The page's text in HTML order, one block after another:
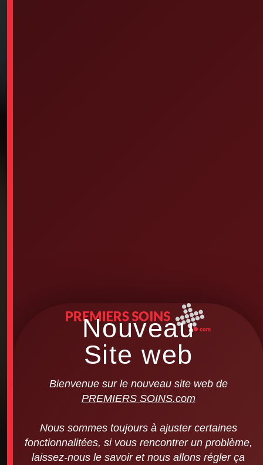
Nouveau
Site web
Bienvenue sur le nouveau site web de
PREMIERS SOINS.com
Nous sommes toujours à ajuster certaines
fonctionnalitées, si vous rencontrer un problème,
laissez-nous le savoir et nous allons régler ça